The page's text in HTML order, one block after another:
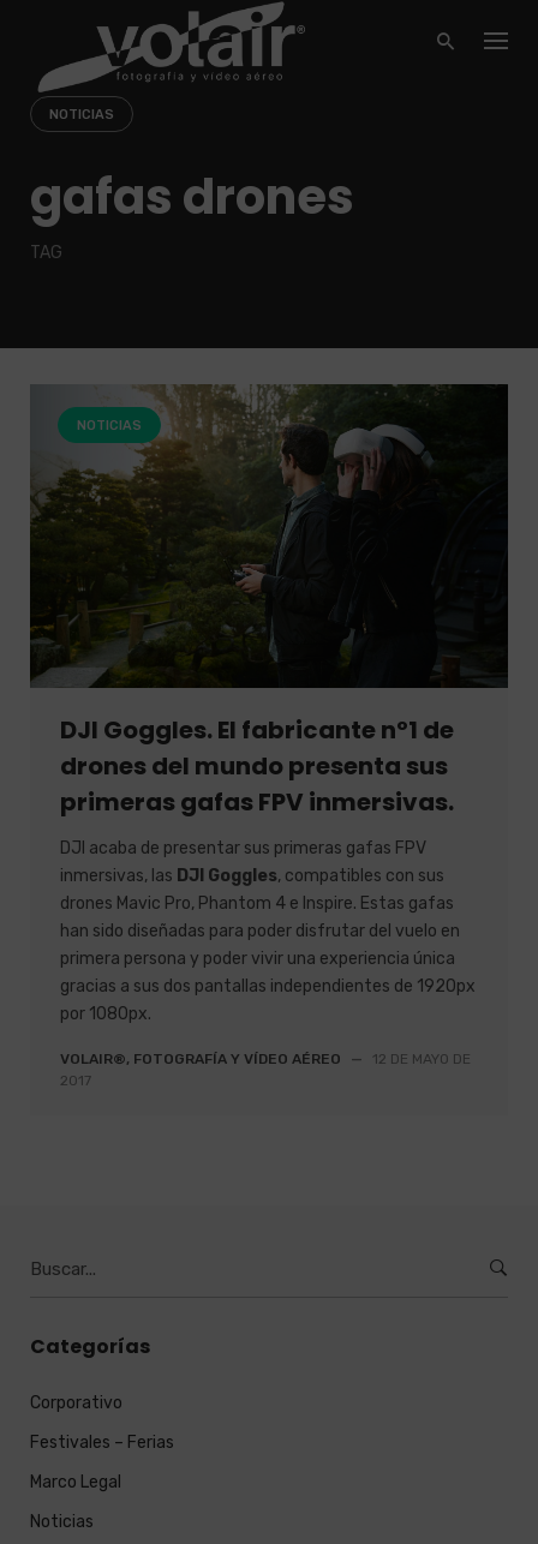
content
NOTICIAS
gafas drones
TAG
NOTICIAS
DJI Goggles. El fabricante nº1 de
drones del mundo presenta sus
primeras gafas FPV inmersivas.
DJI acaba de presentar sus primeras gafas FPV
inmersivas, las DJI Goggles, compatibles con sus
drones Mavic Pro, Phantom 4 e Inspire. Estas gafas
han sido diseñadas para poder disfrutar del vuelo en
primera persona y poder vivir una experiencia única
gracias a sus dos pantallas independientes de 1920px
por 1080px.
VOLAIR®, FOTOGRAFÍA Y VÍDEO AÉREO —
12 DE MAYO DE
2017
Categorías
Corporativo
Festivales – Ferias
Marco Legal
Noticias